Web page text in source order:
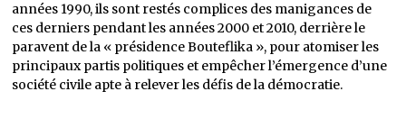
années 1990, ils sont restés complices des manigances de
ces derniers pendant les années 2000 et 2010, derrière le
paravent de la « présidence Bouteflika », pour atomiser les
principaux partis politiques et empêcher l’émergence d’une
société civile apte à relever les défis de la démocratie.